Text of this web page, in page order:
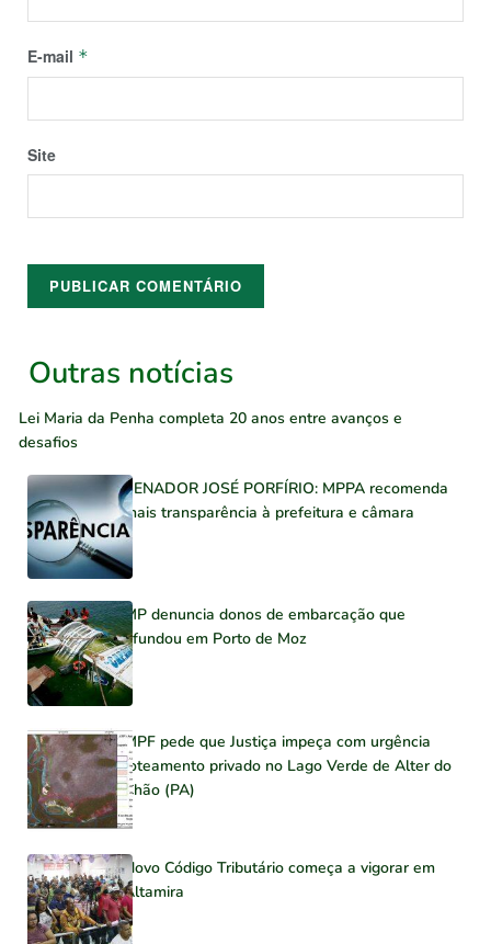
E-mail *
Site
Outras notícias
Lei Maria da Penha completa 20 anos entre avanços e
desafios
SENADOR JOSÉ PORFÍRIO: MPPA recomenda
mais transparência à prefeitura e câmara
MP denuncia donos de embarcação que
afundou em Porto de Moz
MPF pede que Justiça impeça com urgência
loteamento privado no Lago Verde de Alter do
Chão (PA)
Novo Código Tributário começa a vigorar em
Altamira